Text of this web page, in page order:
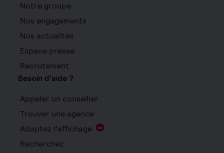
Notre groupe
Nos engagements
Nos actualités
Espace presse
Recrutement
Besoin d'aide ?
Appeler un conseiller
Trouver une agence
Adaptez l'affichage
Recherchez